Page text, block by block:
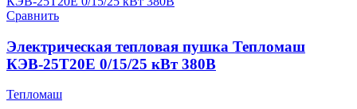
Сравнить
Электрическая тепловая пушка Тепломаш
КЭВ-25Т20Е 0/15/25 кВт 380В
Тепломаш